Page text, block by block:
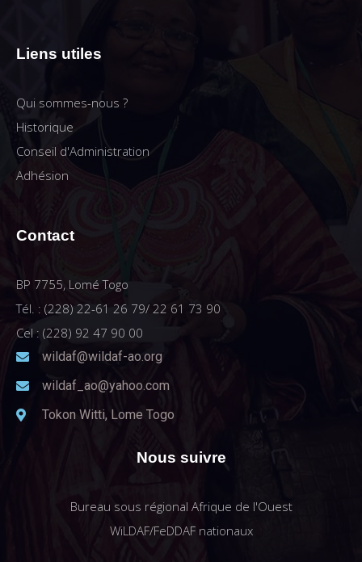
Liens utiles
Qui sommes-nous ?
Historique
Conseil d'Administration
Adhésion
Contact
BP 7755, Lomé Togo
Tél. : (228) 22-61 26 79/ 22 61 73 90
Cel : (228) 92 47 90 00
wildaf@wildaf-ao.org
wildaf_ao@yahoo.com
Tokon Witti, Lome Togo
Nous suivre
Bureau sous régional Afrique de l'Ouest
WiLDAF/FeDDAF nationaux